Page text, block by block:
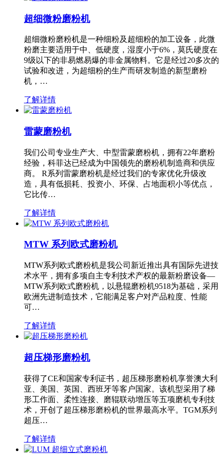
超细微粉磨粉机
超细微粉磨粉机是一种细粉及超细粉的加工设备，此微
粉磨主要适用于中、低硬度，湿度小于6%，莫氏硬度在
9级以下的非易燃易爆的非金属物料。它是经过20多次的
试验和改进，为超细粉的生产而研发制造的新型磨粉
机，…
了解详情
雷蒙磨粉机
我们公司专业生产大、中型雷蒙磨粉机，拥有22年磨粉
经验，科菲达已经成为中国领先的磨粉机制造商和供应
商。 R系列雷蒙磨粉机是经过我们的专家优化升级改
造，具有低损耗、投资小、环保、占地面积小等优点，
它比传…
了解详情
MTW 系列欧式磨粉机
MTW系列欧式磨粉机是我公司新近推出具有国际先进技
术水平，拥有多项自主专利技术产权的最新粉磨设备—
MTW系列欧式磨粉机，以悬辊磨粉机9518为基础，采用
欧洲先进制造技术，它能满足客户对产品粒度、性能
可…
了解详情
超压梯形磨粉机
获得了CE和国家专利证书，超压梯形磨粉机享誉澳大利
亚、美国、英国、西班牙等客户国家。该机型采用了梯
形工作面、柔性连接、磨辊联动增压等五项磨机专利技
术，开创了超压梯形磨粉机的世界最高水平。TGM系列
超压…
了解详情